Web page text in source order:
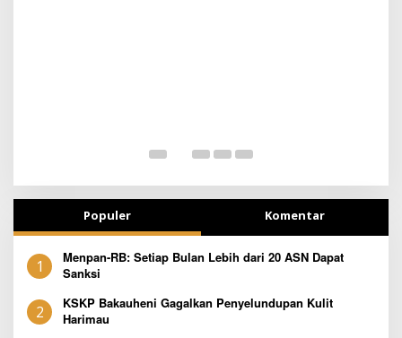
Populer Komentar
1
Menpan-RB: Setiap Bulan Lebih dari 20 ASN Dapat
Sanksi
2
KSKP Bakauheni Gagalkan Penyelundupan Kulit
Harimau